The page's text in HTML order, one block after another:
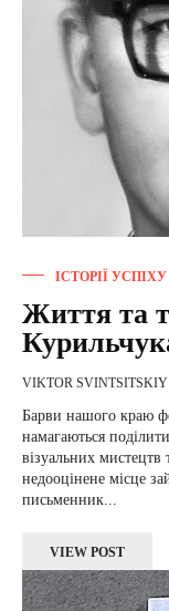
ІСТОРІЇ УСПІХУ
Життя та
VIKTOR SVINTSITSKIY
Барви нашого краю
намагаються
візуальних
недооцінене місце
письменник...
VIEW POST